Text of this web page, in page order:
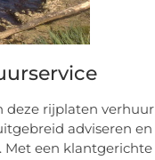
rijplaten
adviseren
een